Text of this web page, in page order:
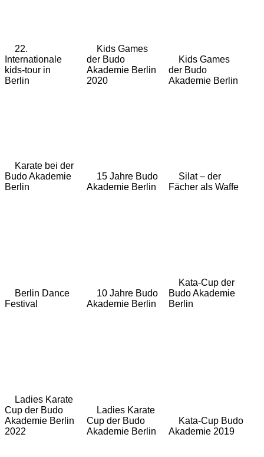
22.
Internationale
kids-tour in
Berlin
Kids Games
der Budo
Akademie Berlin
2020
Kids Games
der Budo
Akademie Berlin
Karate bei der
Budo Akademie
Berlin
15 Jahre Budo
Akademie Berlin
Silat – der
Fächer als Waffe
Berlin Dance
Festival
10 Jahre Budo
Akademie Berlin
Kata-Cup der
Budo Akademie
Berlin
Ladies Karate
Cup der Budo
Akademie Berlin
2022
Ladies Karate
Cup der Budo
Akademie Berlin
Kata-Cup Budo
Akademie 2019